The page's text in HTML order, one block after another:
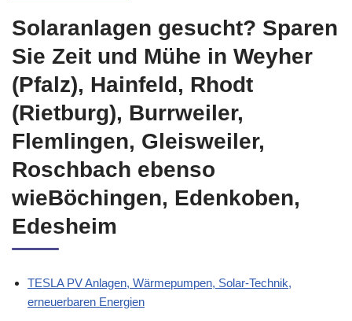
Solaranlagen gesucht? Sparen
Sie Zeit und Mühe in Weyher
(Pfalz), Hainfeld, Rhodt
(Rietburg), Burrweiler,
Flemlingen, Gleisweiler,
Roschbach ebenso
wieBöchingen, Edenkoben,
Edesheim
TESLA PV Anlagen, Wärmepumpen, Solar-Technik,
erneuerbaren Energien